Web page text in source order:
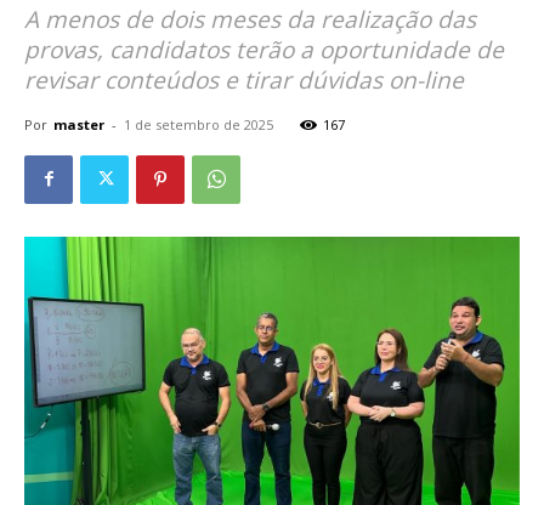
A menos de dois meses da realização das
provas, candidatos terão a oportunidade de
revisar conteúdos e tirar dúvidas on-line
Por master - 1 de setembro de 2025 167